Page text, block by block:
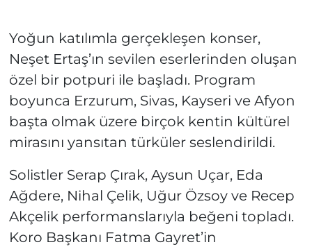
Yoğun katılımla gerçekleşen konser,
Neşet Ertaş’ın sevilen eserlerinden oluşan
özel bir potpuri ile başladı. Program
boyunca Erzurum, Sivas, Kayseri ve Afyon
başta olmak üzere birçok kentin kültürel
mirasını yansıtan türküler seslendirildi.
Solistler Serap Çırak, Aysun Uçar, Eda
Ağdere, Nihal Çelik, Uğur Özsoy ve Recep
Akçelik performanslarıyla beğeni topladı.
Koro Başkanı Fatma Gayret’in